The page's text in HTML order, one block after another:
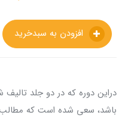
دراين دوره که در دو جلد
باشد، سعی شده است که